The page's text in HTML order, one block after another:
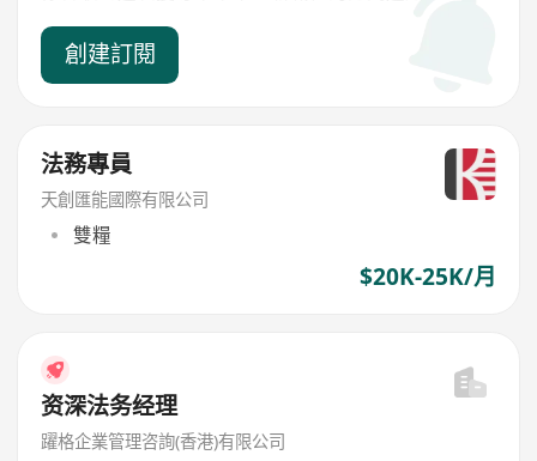
創建訂閱
法務專員
天創匯能國際有限公司
雙糧
$20K-25K/月
资深法务经理
躍格企業管理咨詢(香港)有限公司